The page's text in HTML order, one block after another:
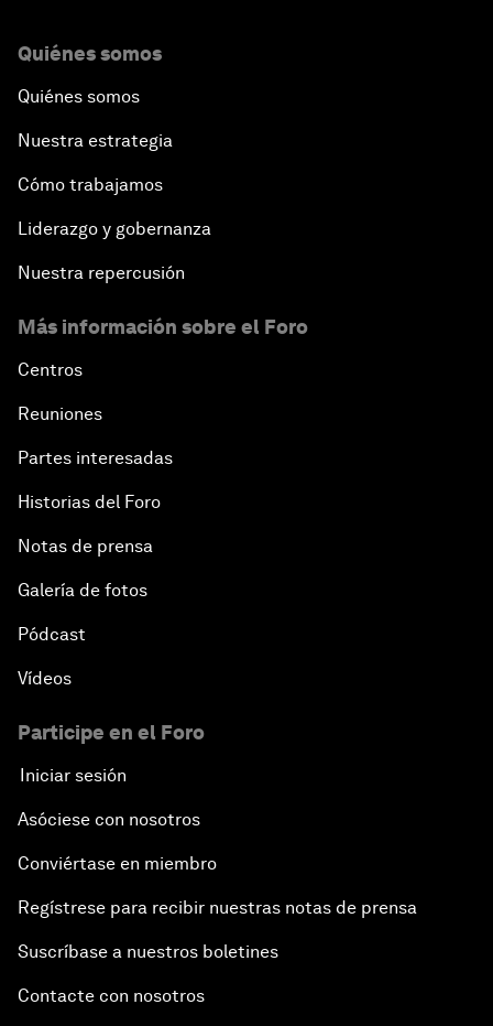
Quiénes somos
Quiénes somos
Nuestra estrategia
Cómo trabajamos
Liderazgo y gobernanza
Nuestra repercusión
Más información sobre el Foro
Centros
Reuniones
Partes interesadas
Historias del Foro
Notas de prensa
Galería de fotos
Pódcast
Vídeos
Participe en el Foro
Iniciar sesión
Asóciese con nosotros
Conviértase en miembro
Regístrese para recibir nuestras notas de prensa
Suscríbase a nuestros boletines
Contacte con nosotros